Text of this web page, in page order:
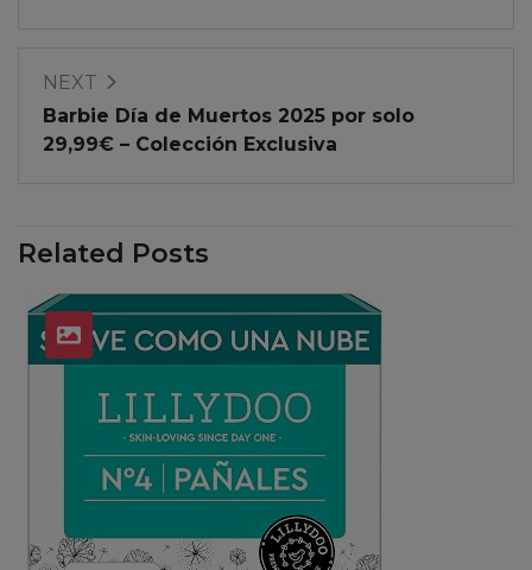
NEXT
Barbie Día de Muertos 2025 por solo
29,99€ – Colección Exclusiva
Related Posts